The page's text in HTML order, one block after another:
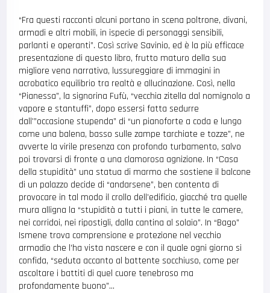
“Fra questi racconti alcuni portano in scena poltrone, divani,
armadi e altri mobili, in ispecie di personaggi sensibili,
parlanti e operanti”. Così scrive Savinio, ed è la più efficace
presentazione di questo libro, frutto maturo della sua
migliore vena narrativa, lussureggiare di immagini in
acrobatico equilibrio tra realtà e allucinazione. Così, nella
“Pianessa”, la signorina Fufù, “vecchia zitella dal nomignolo a
vapore e stantuffi”, dopo essersi fatta sedurre
dall'”occasione stupenda” di “un pianoforte a coda e lungo
come una balena, basso sulle zampe tarchiate e tozze”, ne
avverte la virile presenza con profondo turbamento, salvo
poi trovarsi di fronte a una clamorosa agnizione. In “Casa
della stupidità” una statua di marmo che sostiene il balcone
di un palazzo decide di “andarsene”, ben contenta di
provocare in tal modo il crollo dell’edificio, giacché tra quelle
mura alligna la “stupidità a tutti i piani, in tutte le camere,
nei corridoi, nei ripostigli, dalla cantina al solaio”. In “Bago”
Ismene trova comprensione e protezione nel vecchio
armadio che l’ha vista nascere e con il quale ogni giorno si
confida, “seduta accanto al battente socchiuso, come per
ascoltare i battiti di quel cuore tenebroso ma
profondamente buono”…